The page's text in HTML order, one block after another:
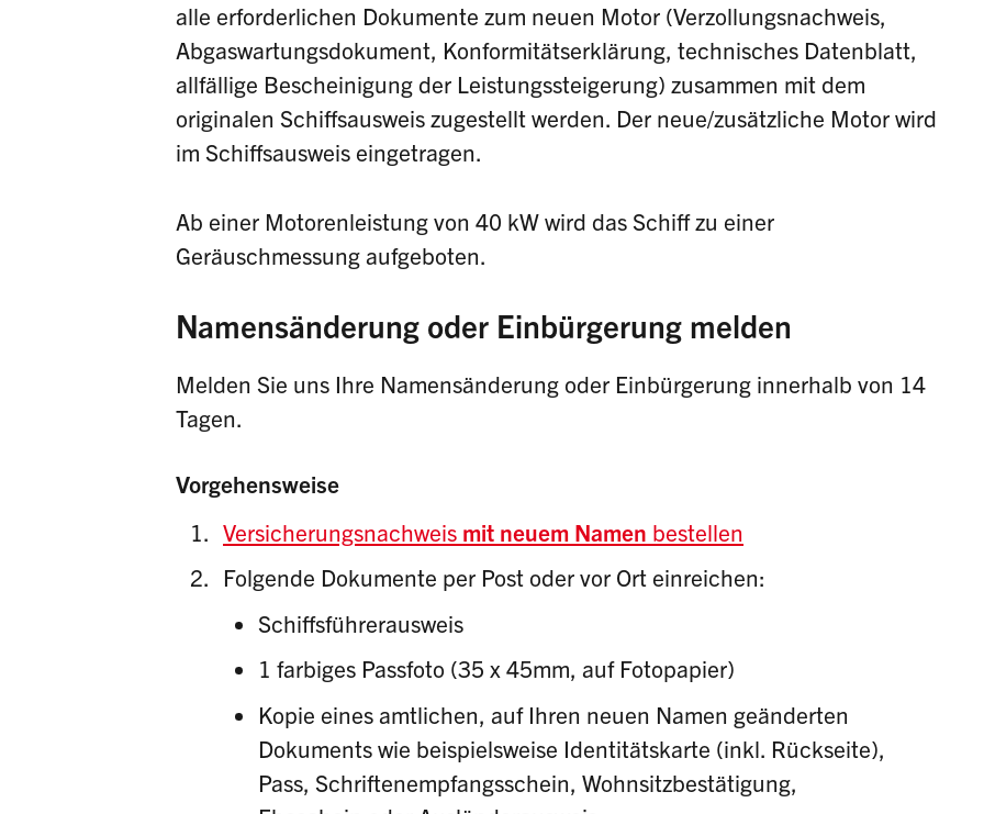
alle erforderlichen Dokumente zum neuen Motor (Verzollungsnachweis,
Abgaswartungsdokument, Konformitätserklärung, technisches Datenblatt,
allfällige Bescheinigung der Leistungssteigerung) zusammen mit dem
originalen Schiffsausweis zugestellt werden. Der neue/zusätzliche Motor wird
im Schiffsausweis eingetragen.
Ab einer Motorenleistung von 40 kW wird das Schiff zu einer
Geräuschmessung aufgeboten.
Namensänderung oder Einbürgerung melden
Melden Sie uns Ihre Namensänderung oder Einbürgerung innerhalb von 14
Tagen.
Vorgehensweise
Versicherungsnachweis mit neuem Namen bestellen
Folgende Dokumente per Post oder vor Ort einreichen:
Schiffsführerausweis
1 farbiges Passfoto (35 x 45mm, auf Fotopapier)
Kopie eines amtlichen, auf Ihren neuen Namen geänderten
Dokuments wie beispielsweise Identitätskarte (inkl. Rückseite),
Pass, Schriftenempfangsschein, Wohnsitzbestätigung,